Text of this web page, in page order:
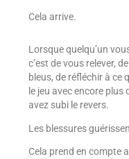
Cela arrive.
Lorsque quelqu’un
c’est de vous relever,
bleus, de réfléchir à ce
le jeu avec encore
avez subi le revers.
Les blessures
Cela prend en compte